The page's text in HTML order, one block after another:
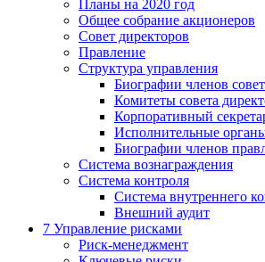
Планы на 2020 год
Общее собрание акционеров
Совет директоров
Правление
Структура управления
Биографии членов
Комитеты совета
Корпоративный
Исполнительные
Биографии членов
Система вознаграждения
Система контроля
Система внутреннего
Внешний аудит
7 Управление рисками
Риск-менеджмент